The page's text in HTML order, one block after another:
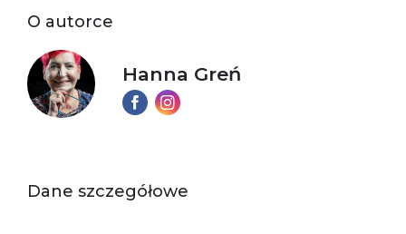
O autorce
Hanna Greń
Dane szczegółowe